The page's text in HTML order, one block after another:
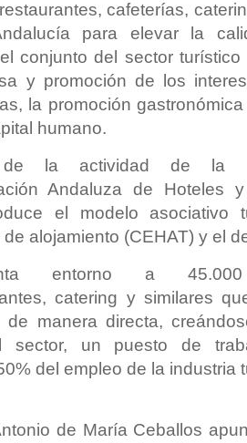
cafeterías,
para elevar la
conjunto del sector
y promoción de los
la promoción
humano.
la actividad de la
Andaluza de Hoteles
el modelo asociativo
alojamiento (CEHAT) y el
entorno a
catering y similares
de manera directa,
un puesto de
del empleo de la industria
de María Ceballos